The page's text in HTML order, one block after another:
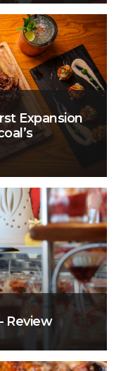
Expansion
Review